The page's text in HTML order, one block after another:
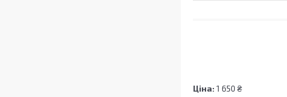
Ціна: 1 650 ₴